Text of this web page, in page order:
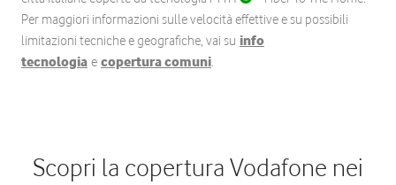
Per maggiori informazioni sulle velocità effettive e su possibili
limitazioni tecniche e geografiche, vai su info
tecnologia e copertura comuni.
Scopri la copertura Vodafone nei